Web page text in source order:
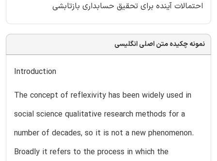
احتمالات آینده برای تحقیق حسابداری بازتابشی
نمونه چکیده متن اصلی انگلیسی
Introduction
The concept of reflexivity has been widely used in
social science qualitative research methods for a
number of decades, so it is not a new phenomenon.
Broadly it refers to the process in which the